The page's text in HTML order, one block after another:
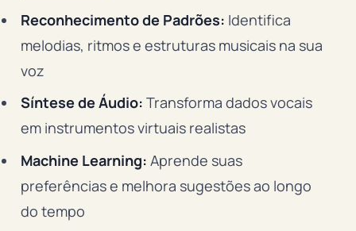
Reconhecimento de Padrões: Identifica
melodias, ritmos e estruturas musicais na sua
voz
Síntese de Áudio: Transforma dados vocais
em instrumentos virtuais realistas
Machine Learning: Aprende suas
preferências e melhora sugestões ao longo
do tempo